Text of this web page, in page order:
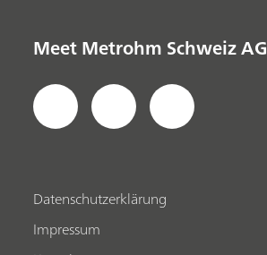
Meet Metrohm Schweiz AG
Datenschutzerklärung
Impressum